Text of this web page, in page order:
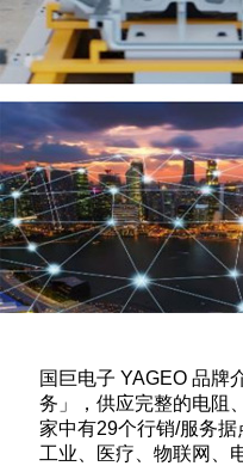
国巨电子 YAGEO 品牌
务」，供应完整的电阻
家中有29个行销/服务
工业、医疗、物联网、